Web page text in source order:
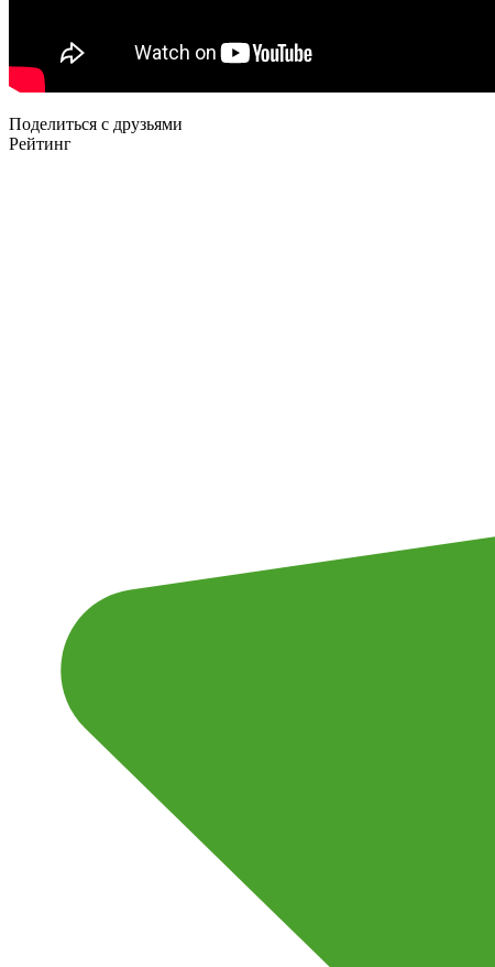
Поделиться с друзьями
Рейтинг